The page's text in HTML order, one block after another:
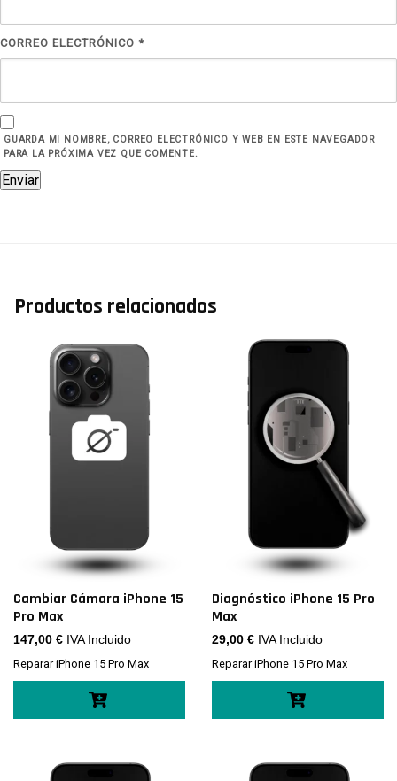
CORREO ELECTRÓNICO *
GUARDA MI NOMBRE, CORREO ELECTRÓNICO Y WEB EN ESTE NAVEGADOR
PARA LA PRÓXIMA VEZ QUE COMENTE.
Productos relacionados
Cambiar Cámara iPhone 15
Pro Max
147,00 € IVA Incluido
Reparar iPhone 15 Pro Max
Diagnóstico iPhone 15 Pro
Max
29,00 € IVA Incluido
Reparar iPhone 15 Pro Max